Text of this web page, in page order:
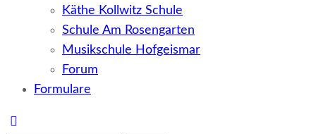
Käthe Kollwitz Schule
Schule Am Rosengarten
Musikschule Hofgeismar
Forum
Formulare